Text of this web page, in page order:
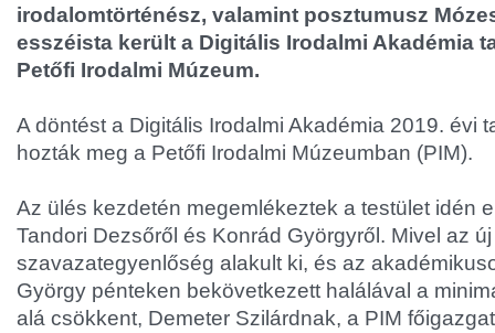
irodalomtörténész, valamint posztumusz
esszéista került a Digitális Irodalmi Akadémia
Petőfi Irodalmi Múzeum.
A döntést a Digitális Irodalmi Akadémia 2019. évi
hozták meg a Petőfi Irodalmi Múzeumban (PIM).
Az ülés kezdetén megemlékeztek a testület idén
Tandori Dezsőről és Konrád Györgyről. Mivel az
szavazategyenlőség alakult ki, és az
György pénteken bekövetkezett halálával a
alá csökkent, Demeter Szilárdnak, a PIM